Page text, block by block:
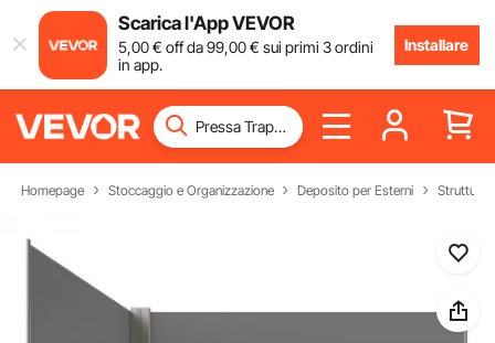
Scarica l'App VEVOR
5,00€ off da99,00€ sui primi 3 ordini
in app.
Installare
Homepage Stoccaggio e Organizzazione Deposito per Esterni Strutture